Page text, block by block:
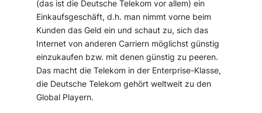
(das ist die Deutsche Telekom vor allem) ein
Einkaufsgeschäft, d.h. man nimmt vorne beim
Kunden das Geld ein und schaut zu, sich das
Internet von anderen Carriern möglichst günstig
einzukaufen bzw. mit denen günstig zu peeren.
Das macht die Telekom in der Enterprise-Klasse,
die Deutsche Telekom gehört weltweit zu den
Global Playern.